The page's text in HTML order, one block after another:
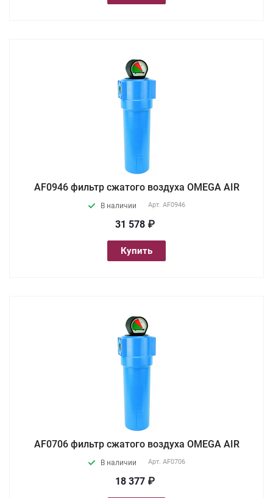
AF0946 фильтр сжатого воздуха OMEGA AIR
В наличии Арт. AF0946
31 578 ₽
Купить
AF0706 фильтр сжатого воздуха OMEGA AIR
В наличии Арт. AF0706
18 377 ₽